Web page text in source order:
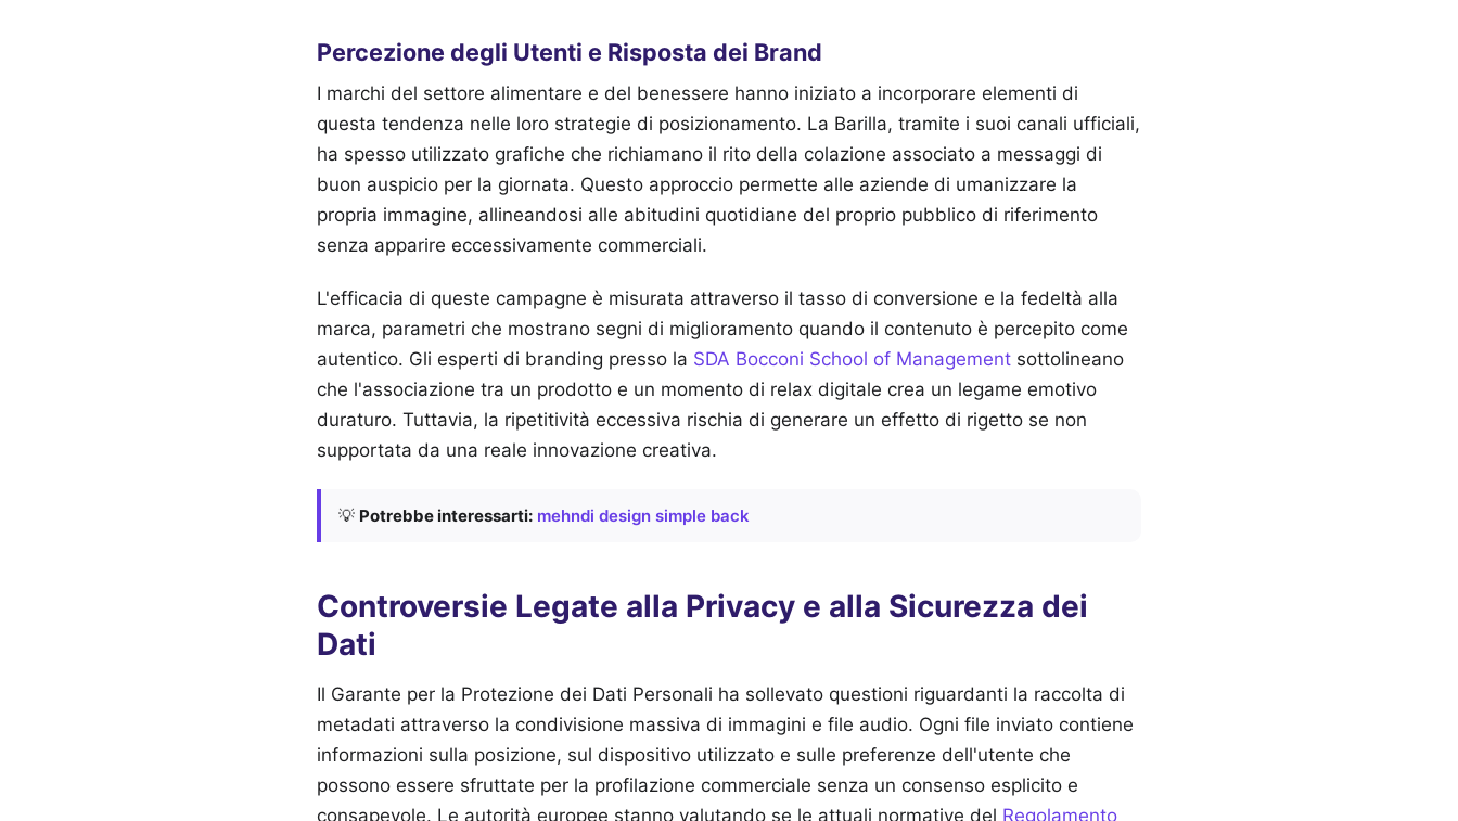
Percezione degli Utenti e Risposta dei Brand
I marchi del settore alimentare e del benessere hanno iniziato a incorporare elementi di
questa tendenza nelle loro strategie di posizionamento. La Barilla, tramite i suoi canali ufficiali,
ha spesso utilizzato grafiche che richiamano il rito della colazione associato a messaggi di
buon auspicio per la giornata. Questo approccio permette alle aziende di umanizzare la
propria immagine, allineandosi alle abitudini quotidiane del proprio pubblico di riferimento
senza apparire eccessivamente commerciali.
L'efficacia di queste campagne è misurata attraverso il tasso di conversione e la fedeltà alla
marca, parametri che mostrano segni di miglioramento quando il contenuto è percepito come
autentico. Gli esperti di branding presso la SDA Bocconi School of Management sottolineano
che l'associazione tra un prodotto e un momento di relax digitale crea un legame emotivo
duraturo. Tuttavia, la ripetitività eccessiva rischia di generare un effetto di rigetto se non
supportata da una reale innovazione creativa.
💡 Potrebbe interessarti: mehndi design simple back
Controversie Legate alla Privacy e alla Sicurezza dei
Dati
Il Garante per la Protezione dei Dati Personali ha sollevato questioni riguardanti la raccolta di
metadati attraverso la condivisione massiva di immagini e file audio. Ogni file inviato contiene
informazioni sulla posizione, sul dispositivo utilizzato e sulle preferenze dell'utente che
possono essere sfruttate per la profilazione commerciale senza un consenso esplicito e
consapevole. Le autorità europee stanno valutando se le attuali normative del Regolamento